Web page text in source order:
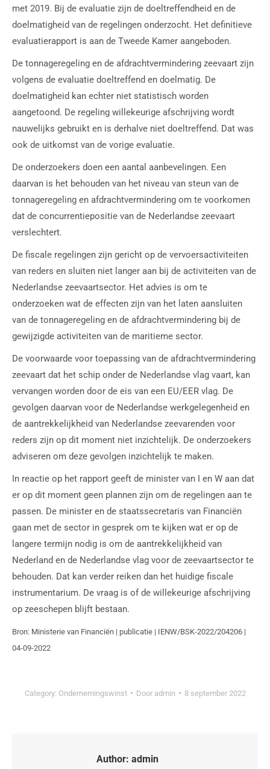
met 2019. Bij de evaluatie zijn de doeltreffendheid en de
doelmatigheid van de regelingen onderzocht. Het definitieve
evaluatierapport is aan de Tweede Kamer aangeboden.
De tonnageregeling en de afdrachtvermindering zeevaart zijn
volgens de evaluatie doeltreffend en doelmatig. De
doelmatigheid kan echter niet statistisch worden
aangetoond. De regeling willekeurige afschrijving wordt
nauwelijks gebruikt en is derhalve niet doeltreffend. Dat was
ook de uitkomst van de vorige evaluatie.
De onderzoekers doen een aantal aanbevelingen. Een
daarvan is het behouden van het niveau van steun van de
tonnageregeling en afdrachtvermindering om te voorkomen
dat de concurrentiepositie van de Nederlandse zeevaart
verslechtert.
De fiscale regelingen zijn gericht op de vervoersactiviteiten
van reders en sluiten niet langer aan bij de activiteiten van de
Nederlandse zeevaartsector. Het advies is om te
onderzoeken wat de effecten zijn van het laten aansluiten
van de tonnageregeling en de afdrachtvermindering bij de
gewijzigde activiteiten van de maritieme sector.
De voorwaarde voor toepassing van de afdrachtvermindering
zeevaart dat het schip onder de Nederlandse vlag vaart, kan
vervangen worden door de eis van een EU/EER vlag. De
gevolgen daarvan voor de Nederlandse werkgelegenheid en
de aantrekkelijkheid van Nederlandse zeevarenden voor
reders zijn op dit moment niet inzichtelijk. De onderzoekers
adviseren om deze gevolgen inzichtelijk te maken.
In reactie op het rapport geeft de minister van I en W aan dat
er op dit moment geen plannen zijn om de regelingen aan te
passen. De minister en de staatssecretaris van Financiën
gaan met de sector in gesprek om te kijken wat er op de
langere termijn nodig is om de aantrekkelijkheid van
Nederland en de Nederlandse vlag voor de zeevaartsector te
behouden. Dat kan verder reiken dan het huidige fiscale
instrumentarium. De vraag is of de willekeurige afschrijving
op zeeschepen blijft bestaan.
Bron: Ministerie van Financiën | publicatie | IENW/BSK-2022/204206 |
04-09-2022
Category: Ondernemingswinst Door admin 8 september 2022
Author: admin